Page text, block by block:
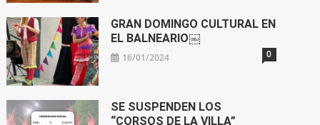
GRAN DOMINGO CULTURAL EN
EL BALNEARIO￼
16/01/2024 0
SE SUSPENDEN LOS
“CORSOS DE LA VILLA”